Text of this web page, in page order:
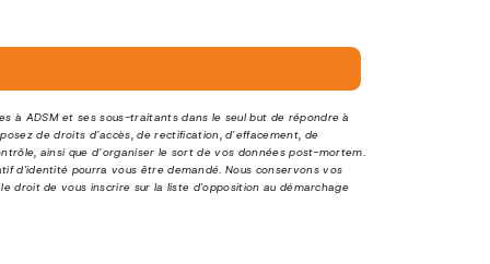
à ADSM et ses sous-traitants dans le seul but de répondre à
de droits d’accès, de rectification, d’effacement, de
ainsi que d’organiser le sort de vos données post-mortem.
d'identité pourra vous être demandé. Nous conservons vos
droit de vous inscrire sur la liste d'opposition au démarchage